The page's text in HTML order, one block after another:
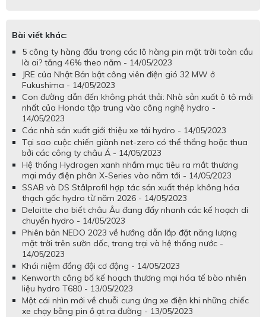
Bài viết khác:
5 công ty hàng đầu trong các lô hàng pin mặt trời toàn cầu
là ai? tăng 46% theo năm - 14/05/2023
JRE của Nhật Bản bật công viên điện gió 32 MW ở
Fukushima - 14/05/2023
Con đường dẫn đến không phát thải: Nhà sản xuất ô tô mới
nhất của Honda tập trung vào công nghệ hydro -
14/05/2023
Các nhà sản xuất giới thiệu xe tải hydro - 14/05/2023
Tại sao cuộc chiến giành net-zero có thể thắng hoặc thua
bởi các công ty châu Á - 14/05/2023
Hệ thống Hydrogen xanh nhắm mục tiêu ra mắt thương
mại máy điện phân X-Series vào năm tới - 14/05/2023
SSAB và DS Stålprofil hợp tác sản xuất thép không hóa
thạch gốc hydro từ năm 2026 - 14/05/2023
Deloitte cho biết châu Âu đang đẩy nhanh các kế hoạch di
chuyển hydro - 14/05/2023
Phiên bản NEDO 2023 về hướng dẫn lắp đặt năng lượng
mặt trời trên sườn dốc, trang trại và hệ thống nước -
14/05/2023
Khái niệm đồng đội cơ động - 14/05/2023
Kenworth công bố kế hoạch thương mại hóa tế bào nhiên
liệu hydro T680 - 13/05/2023
Một cái nhìn mới về chuỗi cung ứng xe điện khi những chiếc
xe chạy bằng pin ồ ạt ra đường - 13/05/2023